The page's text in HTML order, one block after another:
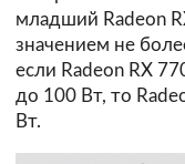
младший Radeon
значением не
если Radeon RX
до 100 Вт, то
Вт.